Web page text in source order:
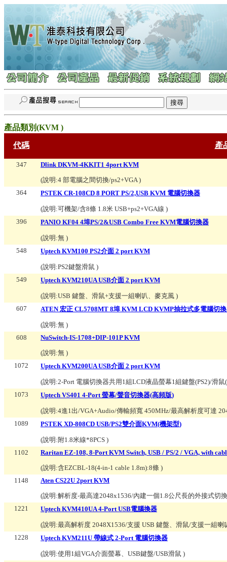
產品類別(KVM )
代碼 產
347
Dlink DKVM-4KKIT1 4port KVM
(說明:4 部電腦之間切換/ps2+VGA)
364
PSTEK CR-108CD 8 PORT PS/2,USB KVM 電腦切換器
(說明:可機架/含8條 1.8米 USB+ps2+VGA線 )
396
PANIO KF04 4埠PS/2&USB Combo Free KVM電腦切換器
(說明:無 )
548
Uptech KVM100 PS2介面 2 port KVM
(說明:PS2鍵盤滑鼠 )
549
Uptech KVM210UA USB介面 2 port KVM
(說明:USB 鍵盤、滑鼠+支援一組喇叭、麥克風 )
607
ATEN 宏正 CL5708MT 8埠 KVM LCD KVMP抽拉式多電腦切
(說明:無 )
608
NuSwitch-IS-1708+DIP-101P KVM
(說明:無 )
1072
Uptech KVM200UA USB介面 2 port KVM
(說明:2-Port 電腦切換器共用1組LCD液晶螢幕1組鍵盤(PS2)/滑
1073
Uptech VS401 4-Port 螢幕/聲音切換器(高頻版)
(說明:4進1出/VGA+Audio/傳輸頻寬 450MHz/最高解析度可達
1089
PSTEK XD-808CD USB/PS2雙介面KVM(機架型)
(說明:附1.8米線*8PCS )
1102
Raritan EZ-108, 8-Port KVM Switch, USB / PS/2 / VGA, with
(說明:含EZCBL-18(4-in-1 cable 1.8m):8條 )
1148
Aten CS22U 2port KVM
(說明:解析度-最高達2048x1536/內建一個1.8公尺長的外接式切
1221
Uptech KVM410UA 4-Port USB電腦換器
(說明:最高解析度 2048X1536/支援 USB 鍵盤、滑鼠/支援一組
1228
Uptech KVM211U 帶線式 2-Port 電腦切換器
(說明:使用1組VGA介面螢幕、USB鍵盤/USB滑鼠 )